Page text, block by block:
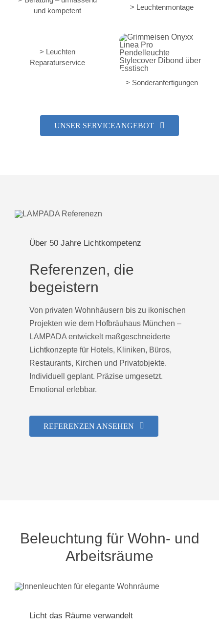
und kompetent
> Leuchtenmontage
> Leuchten
Reparaturservice
> Sonderanfertigungen
UNSER SERVICEANGEBOT
Über 50 Jahre Lichtkompetenz
Referenzen, die
begeistern
Von privaten Wohnhäusern bis zu ikonischen
Projekten wie dem Hofbräuhaus München –
LAMPADA entwickelt maßgeschneiderte
Lichtkonzepte für Hotels, Kliniken, Büros,
Restaurants, Kirchen und Privatobjekte.
Individuell geplant. Präzise umgesetzt.
Emotional erlebbar.
REFERENZEN ANSEHEN
Beleuchtung für Wohn- und
Arbeitsräume
Licht das Räume verwandelt